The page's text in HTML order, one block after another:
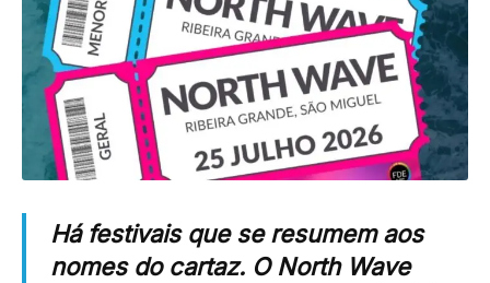
Há festivais que se resumem aos
nomes do cartaz. O North Wave